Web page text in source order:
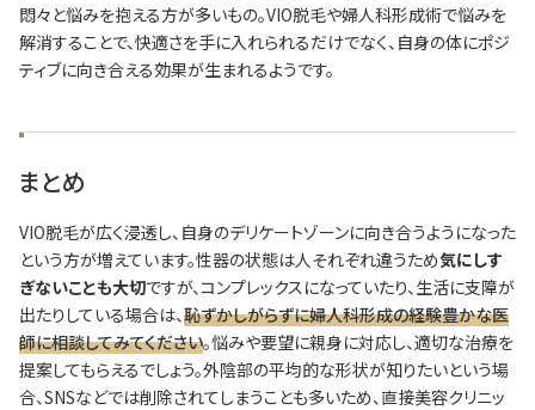
悶々と悩みを抱える方が多いもの。VIO脱毛や婦人科形成術で悩みを
解消することで、快適さを手に入れられるだけでなく、自身の体にポジ
ティブに向き合える効果が生まれるようです。
まとめ
VIO脱毛が広く浸透し、自身のデリケートゾーンに向き合うようになった
という方が増えています。性器の状態は人それぞれ違うため気にしす
ぎないことも大切ですが、コンプレックスになっていたり、生活に支障が
出たりしている場合は、恥ずかしがらずに婦人科形成の経験豊かな医
師に相談してみてください。悩みや要望に親身に対応し、適切な治療を
提案してもらえるでしょう。外陰部の平均的な形状が知りたいという場
合、SNSなどでは削除されてしまうことも多いため、直接美容クリニッ